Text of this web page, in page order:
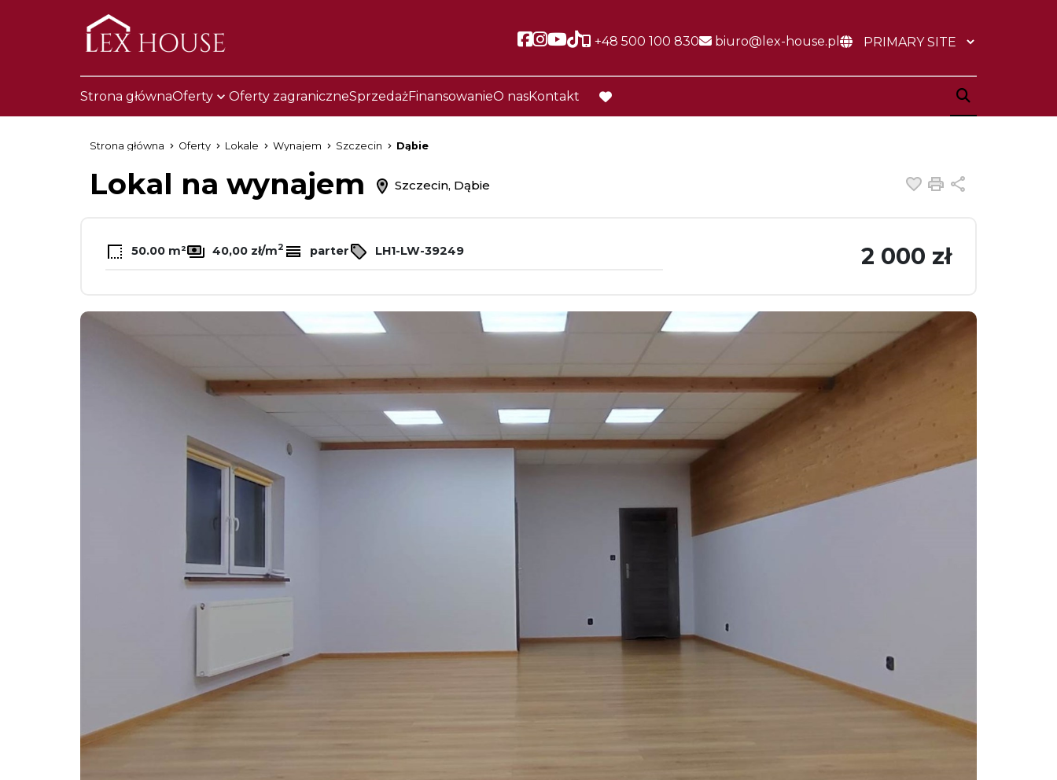
Social link
Social link
Social link
Social link
+48 500 100 830 biuro@lex-house.pl
Strona głównaOferty Oferty zagraniczneSprzedażFinansowanieO nasKontakt
favorite
Strona główna Oferty Lokale Wynajem Szczecin Dąbie
Lokal na wynajem Szczecin, Dąbie Dodaj do
Drukuj
50.00 m² 40,00 zł/m2 parter LH1-LW-39249 2 000 zł